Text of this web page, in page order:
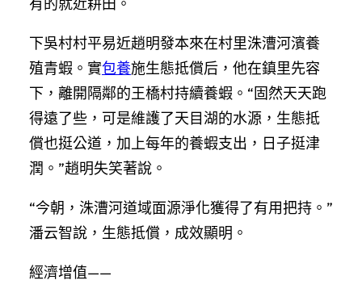
下吳村村平易近趙明發本來在村里洙漕河濱養
殖青蝦。實包養施生態抵償后，他在鎮里先容
下，離開隔鄰的王橋村持續養蝦。“固然天天跑
得遠了些，可是維護了天目湖的水源，生態抵
償也挺公道，加上每年的養蝦支出，日子挺津
潤。”趙明失笑著說。
“今朝，洙漕河道域面源淨化獲得了有用把持。”
潘云智說，生態抵償，成效顯明。
經濟增值——